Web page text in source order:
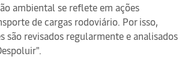
ambiental se reflete em ações
de cargas rodoviário. Por isso,
são revisados regularmente e analisados